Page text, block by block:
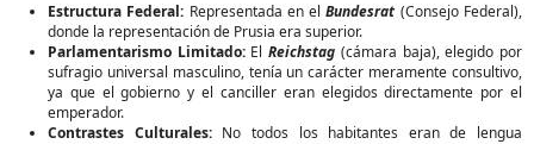
Estructura Federal: Representada en elBundesrat (Consejo Federal),
donde la representación de Prusia era superior.
Parlamentarismo Limitado:ElReichstag (cámara baja), elegido por
sufragio universal masculino, tenía un carácter meramente consultivo,
ya que el gobierno y el canciller eran elegidos directamente por el
emperador.
Contrastes Culturales:No todos los habitantes eran de lengua